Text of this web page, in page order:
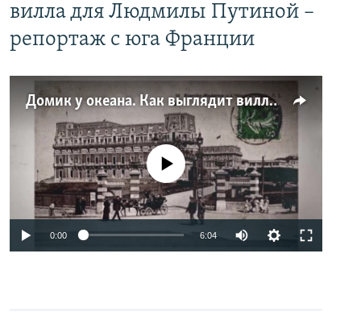
вилла для Людмилы Путиной –
репортаж с юга Франции
Домик у океана. Как выглядит вилла для Людмилы Путиной – репортаж с юга Франции
No media source currently available
0:00 6:04